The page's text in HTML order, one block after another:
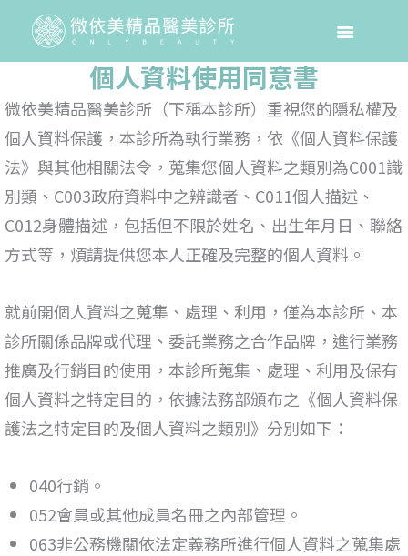
個人資料使用同意書
微依美精品醫美診所（下稱本診所）重視您的隱私權及
個人資料保護，本診所為執行業務，依《個人資料保護
法》與其他相關法令，蒐集您個人資料之類別為C001識
別類、C003政府資料中之辨識者、C011個人描述、
C012身體描述，包括但不限於姓名、出生年月日、聯絡
方式等，煩請提供您本人正確及完整的個人資料。
就前開個人資料之蒐集、處理、利用，僅為本診所、本
診所關係品牌或代理、委託業務之合作品牌，進行業務
推廣及行銷目的使用，本診所蒐集、處理、利用及保有
個人資料之特定目的，依據法務部頒布之《個人資料保
護法之特定目的及個人資料之類別》分別如下：
040行銷。
052會員或其他成員名冊之內部管理。
063非公務機關依法定義務所進行個人資料之蒐集處